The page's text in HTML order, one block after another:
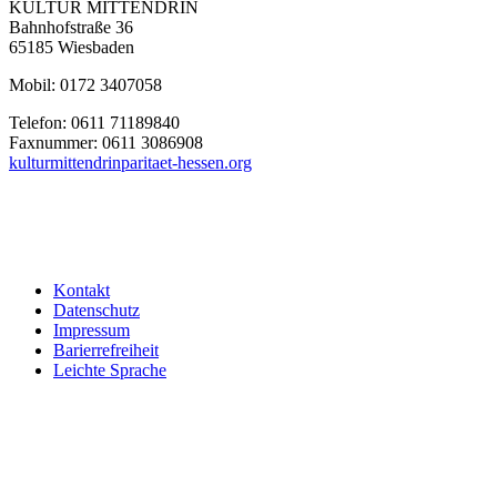
KULTUR MITTENDRIN
Bahnhofstraße 36
65185 Wiesbaden
Mobil: 0172 3407058
Telefon: 0611 71189840
Faxnummer: 0611 3086908
kulturmittendrinparitaet-hessen.org
Kontakt
Datenschutz
Impressum
Barierrefreiheit
Leichte Sprache